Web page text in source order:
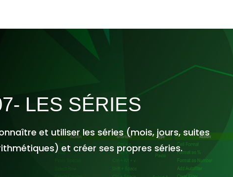
LES SÉRIES
et utiliser les séries (mois, jours, suites
et créer ses propres séries.